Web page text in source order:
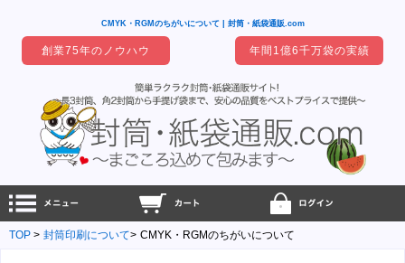
CMYK・RGMのちがいについて | 封筒・紙袋通販.com
創業75年のノウハウ 年間1億6千万袋の実績
TOP 封筒印刷について CMYK・RGMのちがいについて